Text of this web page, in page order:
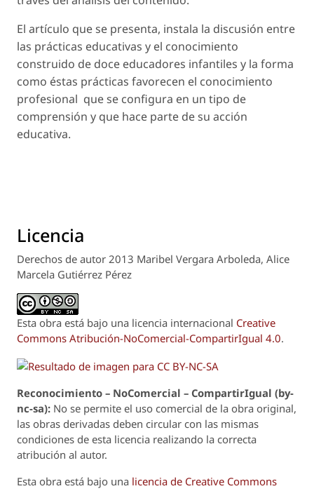
El artículo que se presenta, instala la discusión entre
las prácticas educativas y el conocimiento
construido de doce educadores infantiles y la forma
como éstas prácticas favorecen el conocimiento
profesional que se configura en un tipo de
comprensión y que hace parte de su acción
educativa.
Licencia
Derechos de autor 2013 Maribel Vergara Arboleda, Alice
Marcela Gutiérrez Pérez
Esta obra está bajo una licencia internacional Creative
Commons Atribución-NoComercial-CompartirIgual 4.0.
Reconocimiento – NoComercial – CompartirIgual (by-
nc-sa): No se permite el uso comercial de la obra original,
las obras derivadas deben circular con las mismas
condiciones de esta licencia realizando la correcta
atribución al autor.
Esta obra está bajo una licencia de Creative Commons